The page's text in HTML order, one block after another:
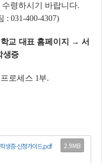
령하시기 바랍니다.
031-400-4307)
교 대표 홈페이지 → 서
생증
로세스 1부.
생증-신청가이드.pdf
2.9MB